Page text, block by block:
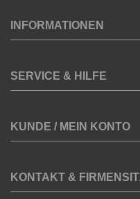
INFORMATIONEN
SERVICE & HILFE
KUNDE / MEIN KONTO
KONTAKT &